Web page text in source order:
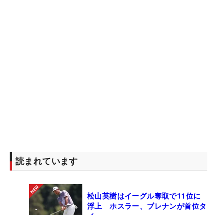
読まれています
松山英樹はイーグル奪取で11位に
浮上 ホスラー、ブレナンが首位タ